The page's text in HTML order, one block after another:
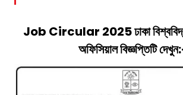
Job Circular 2025ঢাকা
অফিসিয়াল বিজ্ঞপ্তিটি